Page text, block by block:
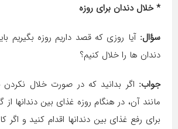
* خلال دندان برای روزه
سؤال: آیا روزی که قصد داریم روزه بگیریم
دندان ها را خلال کنیم؟
جواب: اگر بدانید که در صورت خلال
مانند آن، در هنگام روزه غذای بین دندانها از
برای رفع غذای بین دندانها اقدام کنید و اگر